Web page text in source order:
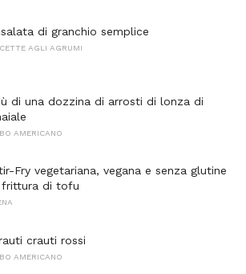
di granchio semplice
AGLI AGRUMI
di una dozzina di arrosti di lonza di
AMERICANO
Fry vegetariana, vegana e senza glutine
frittura di tofu
crauti rossi
AMERICANO